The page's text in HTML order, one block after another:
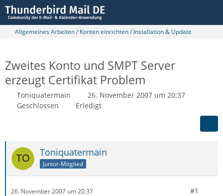
Allgemeines Arbeiten / Konten einrichten / Installation & Update
Zweites Konto und SMPT Server
erzeugt Certifikat Problem
Toniquatermain
26. November 2007 um 20:37
Geschlossen
Erledigt
Toniquatermain
Junior-Mitglied
26. November 2007 um 20:37 #1